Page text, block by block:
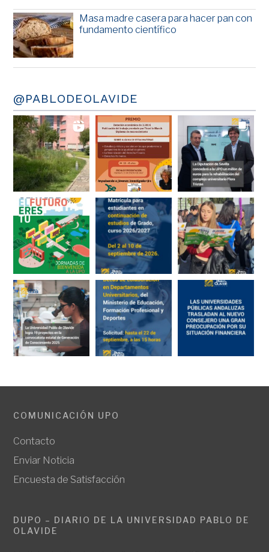
Masa madre casera para hacer pan con
fundamento científico
@PABLODEOLAVIDE
COMUNICACIÓN UPO
Contacto
Enviar Noticia
Encuesta de Satisfacción
DUPO – DIARIO DE LA UNIVERSIDAD PABLO DE
OLAVIDE